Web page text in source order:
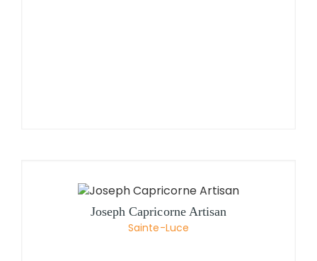
Joseph Capricorne Artisan
Sainte-Luce